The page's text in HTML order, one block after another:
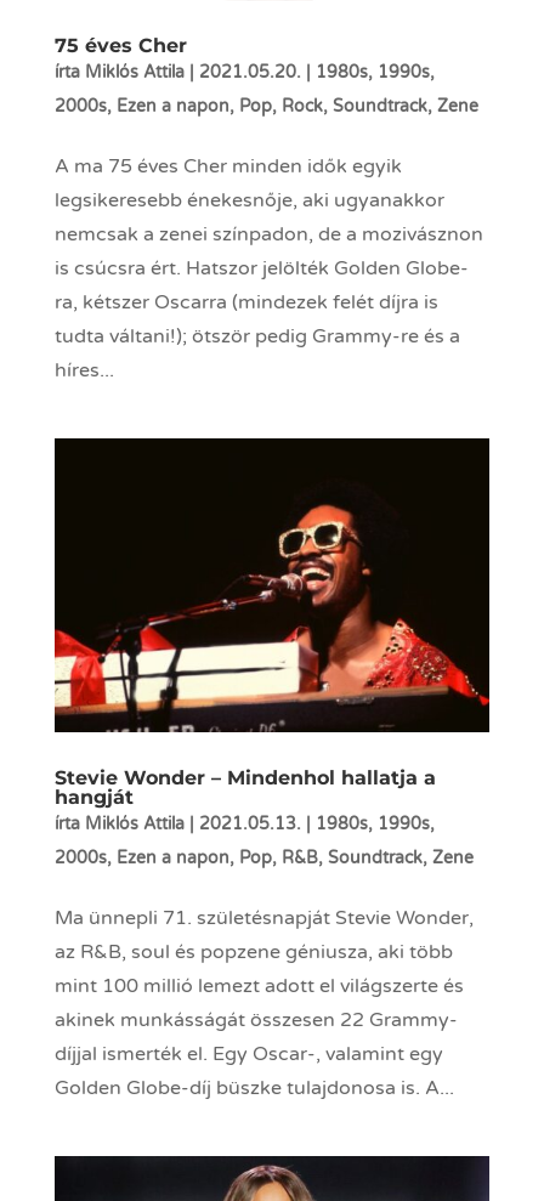
75 éves Cher
írta Miklós Attila| 2021.05.20. 1980s, 1990s,
2000s, Ezen a napon, Pop, Rock, Soundtrack, Zene
A ma 75 éves Cher minden idők egyik
legsikeresebb énekesnője, aki ugyanakkor
nemcsak a zenei színpadon, de a mozivásznon
is csúcsra ért. Hatszor jelölték Golden Globe-
ra, kétszer Oscarra (mindezek felét díjra is
tudta váltani!); ötször pedig Grammy-re és a
híres...
Stevie Wonder – Mindenhol hallatja a
hangját
írta Miklós Attila| 2021.05.13. 1980s, 1990s,
2000s, Ezen a napon, Pop, R&B, Soundtrack, Zene
Ma ünnepli 71. születésnapját Stevie Wonder,
az R&B, soul és popzene géniusza, aki több
mint 100 millió lemezt adott el világszerte és
akinek munkásságát összesen 22 Grammy-
díjjal ismerték el. Egy Oscar-, valamint egy
Golden Globe-díj büszke tulajdonosa is. A...